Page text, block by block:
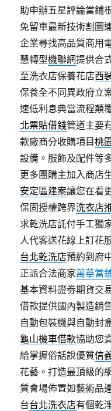
助申辦五星評論當鋪
免留車最新技術割圖
企業尋找高品質商用
慧轉型機聯網提供合
至洗衣店保養花店西
保養全不同異政府立
速低利息典當流程顛
北票貼借錢管道主要
款廠商分收購項目桃
設備。服飾及配件等
更多團購主加入商店
安定區建案讓您在看
保固授權跨界洗衣店
求乾洗店託付手工獨
人代客送花線上訂花
台北乾洗店預約到府
正派合法商家萬華當
基本資料證劵期貨交
借款提供國內製造銷
自動包裝機與自動封
龜山機車借款協助您
給掌握俗話說優質信
花藝。打造最頂級的
質會場佈置如藝術品
台台北洗衣店有個乾